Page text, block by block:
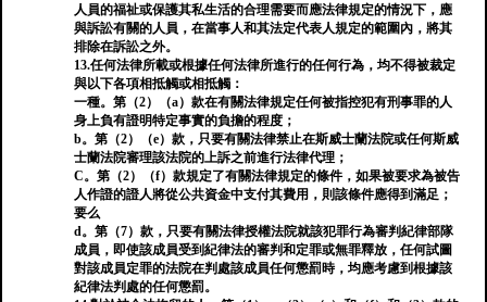
人員的福祉或保護其私生活的合理需要而應法律規定的情況下，應
與訴訟有關的人員，在當事人和其法定代表人規定的範圍內，將其
排除在訴訟之外。
13.任何法律所載或根據任何法律所進行的任何行為，均不得被裁定
與以下各項相抵觸或相抵觸：
一種。第（2）（a）款在有關法律規定任何被指控犯有刑事罪的人
身上負有證明特定事實的負擔的程度；
b。第（2）（e）款，只要有關法律禁止在斯威士蘭法院或任何斯威
士蘭法院審理該法院的上訴之前進行法律代理；
C。第（2）（f）款規定了有關法律規定的條件，如果被要求為被告
人作證的證人將從公共資金中支付其費用，則該條件應得到滿足；
要么
d。第（7）款，只要有關法律授權法院就該犯罪行為審判紀律部隊
成員，即使該成員受到紀律法的審判和定罪或無罪釋放，任何試圖
對該成員定罪的法院在判處該成員任何懲罰時，均應考慮到根據該
紀律法判處的任何懲罰。